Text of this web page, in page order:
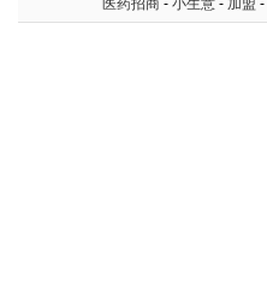
医药招商 - 小生意 - 加盟 -